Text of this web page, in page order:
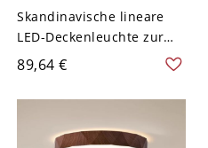
Skandinavische lineare
LED-Deckenleuchte zur
Direktmontage mit
Akzenten aus Naturholz,
minimalistisches flaches
Küche - Weiß 110V-120V
89,64 €